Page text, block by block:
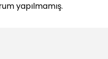
yapılmamış.